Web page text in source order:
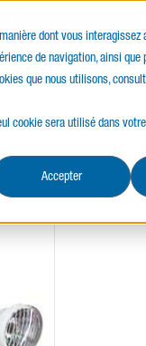
dont vous interagissez
de navigation, ainsi que
que nous utilisons,
cookie sera utilisé dans
Accepter